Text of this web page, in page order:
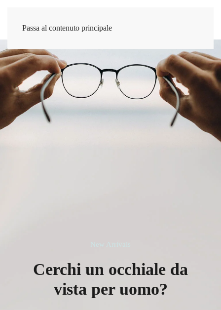
Passa al contenuto principale
Cerchi un occhiale da
vista per uomo?